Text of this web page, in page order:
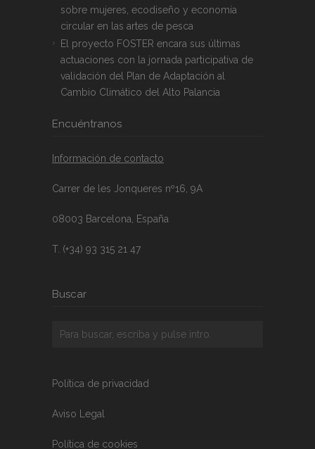
sobre mujeres, ecodiseño y economía
circular en las artes de pesca
El proyecto FOSTER encara sus últimas
actuaciones con la jornada participativa de
validación del Plan de Adaptación al
Cambio Climático del Alto Palancia
Encuéntranos
Información de contacto
Carrer de les Jonqueres nº16, 9A
08003 Barcelona, España
T. (+34) 93 315 21 47
Buscar
Política de privacidad
Aviso Legal
Política de cookies